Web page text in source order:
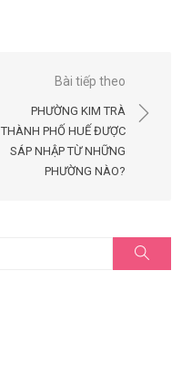
Bài tiếp theo
PHƯỜNG KIM TRÀ
THÀNH PHỐ HUẾ ĐƯỢC
SÁP NHẬP TỪ NHỮNG
PHƯỜNG NÀO?
kiếm